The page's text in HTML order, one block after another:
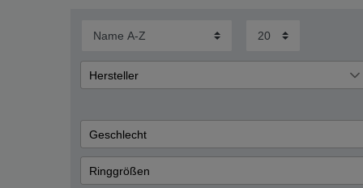
Hersteller
Geschlecht
Damen
Ringgrößen